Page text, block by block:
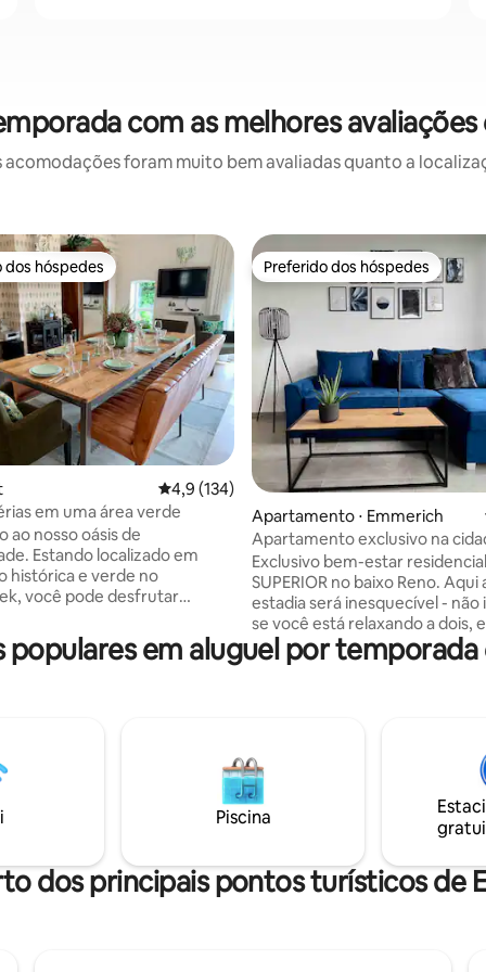
com as melhores
acomodações foram muito bem avaliadas quanto a
de 5, 428 avaliações
dos hóspedes
dos hóspedes
4,9 de uma avaliação média de 5, 134
4,9 (134)
em uma área verde
ao nosso oásis de
Estando localizado em
histórica e verde no
você pode desfrutar
chamado "Huis Ulft" estava
no local. Costumava pertencer
equipada com
como um grande terraço
quartos únicos e uma
equipada.
Preferido dos hóspedes
Preferido dos hóspedes
Apartamento ⋅ Emmerich
Apartamento exclusivo na
vista para o Reno | Sauna
Exclusivo bem-estar
SUPERIOR no baixo Reno. Aqui
estadia será inesquecível -
se você está relaxando a dois,
com a família ou em viagem
O apartamento está localizado
cama boxspring ★ Sala de
sofá de canto Cozinha ★
equipada com assentos ★
trabalho com Wi-Fi de alta
Varanda com vista para o
populares em aluguel por
Piscina
dos principais pontos turísticos de